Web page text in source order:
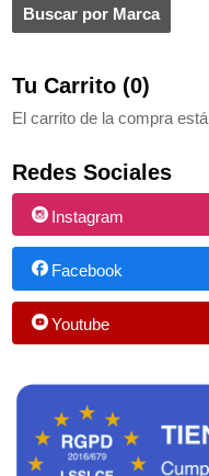
Tu Carrito (0)
El carrito de la compra
Redes Sociales
Instagram
Facebook
Youtube